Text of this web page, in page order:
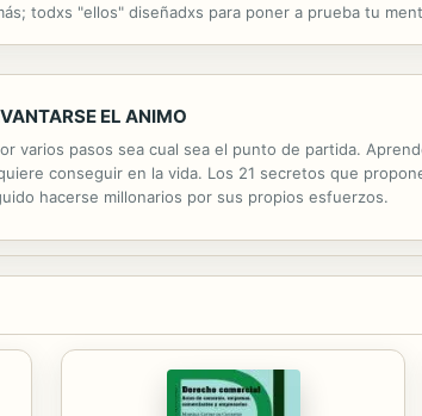
todxs "ellos" diseñadxs para poner a prueba tu
EL ANIMO
varios pasos sea cual sea el punto de partida.
conseguir en la vida. Los 21 secretos que
hacerse millonarios por sus propios esfuerzos.